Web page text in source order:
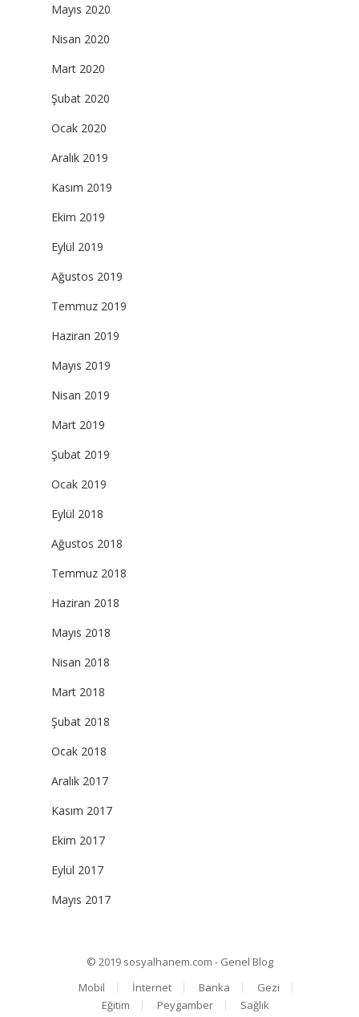
Mayıs 2020
Nisan 2020
Mart 2020
Şubat 2020
Ocak 2020
Aralık 2019
Kasım 2019
Ekim 2019
Eylül 2019
Ağustos 2019
Temmuz 2019
Haziran 2019
Mayıs 2019
Nisan 2019
Mart 2019
Şubat 2019
Ocak 2019
Eylül 2018
Ağustos 2018
Temmuz 2018
Haziran 2018
Mayıs 2018
Nisan 2018
Mart 2018
Şubat 2018
Ocak 2018
Aralık 2017
Kasım 2017
Ekim 2017
Eylül 2017
Mayıs 2017
© 2019 sosyalhanem.com - Genel Blog
Mobil
İnternet Banka
Gezi
Eğitim
Peygamber Sağlık